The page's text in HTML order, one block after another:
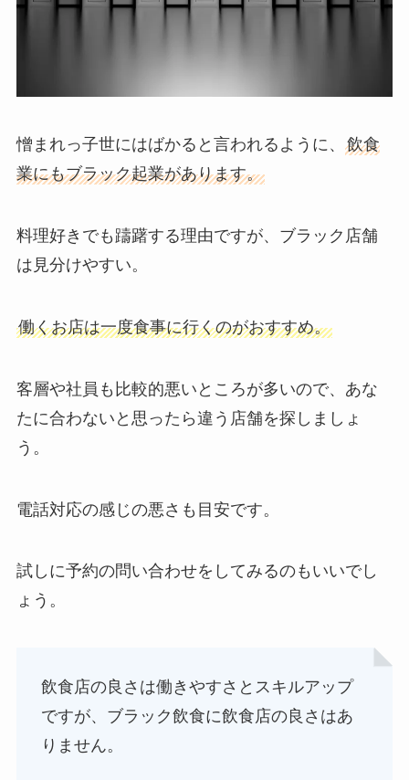
憎まれっ子世にはばかると言われるように、 飲食
業にもブラック起業があります。
料理好きでも躊躇する理由ですが、ブラック店舗
は見分けやすい。
働くお店は一度食事に行くのがおすすめ。
客層や社員も比較的悪いところが多いので、あな
たに合わないと思ったら違う店舗を探しましょ
う。
電話対応の感じの悪さも目安です。
試しに予約の問い合わせをしてみるのもいいでし
ょう。
飲食店の良さは働きやすさとスキルアップ
ですが、ブラック飲食に飲食店の良さはあ
りません。